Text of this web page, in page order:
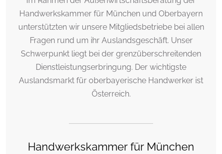
Handwerkskammer für München und Oberbayern
unterstützten wir unsere Mitgliedsbetriebe bei allen
Fragen rund um ihr Auslandsgeschäft. Unser
Schwerpunkt liegt bei der grenzüberschreitenden
Dienstleistungserbringung. Der wichtigste
Auslandsmarkt für oberbayerische Handwerker ist
Österreich.
Handwerkskammer für München